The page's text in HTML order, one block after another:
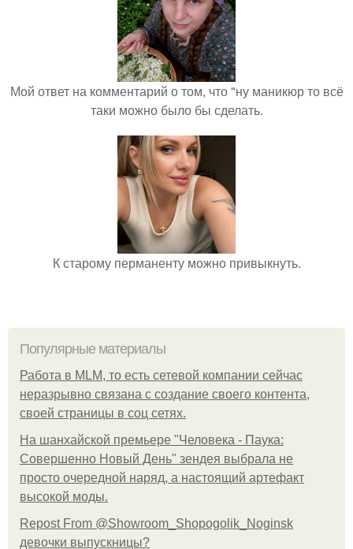
Мой ответ на комментарий о том, что "ну маникюр то всё
таки можно было бы сделать.
К старому перманенту можно привыкнуть.
Популярные материалы
Работа в MLM, то есть сетевой компании сейчас
неразрывно связана с создание своего контента,
своей страницы в соц сетях.
На шанхайской премьере "Человека - Паука:
Совершенно Новый День" зендея выбрала не
просто очередной наряд, а настоящий артефакт
высокой моды.
Repost From @Showroom_Shopogolik_Noginsk
девочки выпускницы?